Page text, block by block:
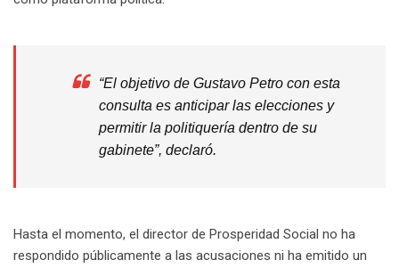
“El objetivo de Gustavo Petro con esta
consulta es anticipar las elecciones y
permitir la politiquería dentro de su
gabinete”, declaró.
Hasta el momento, el director de Prosperidad Social no ha
respondido públicamente a las acusaciones ni ha emitido un